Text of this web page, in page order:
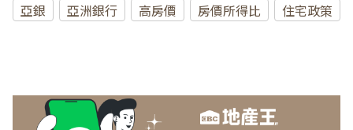
亞銀 亞洲銀行 高房價 房價所得比 住宅政策